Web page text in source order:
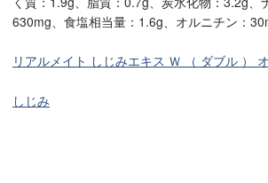
630mg、食塩相当量：1.6g、オルニチン：
リアルメイト しじみエキス Ｗ （ ダブル ）
しじみ